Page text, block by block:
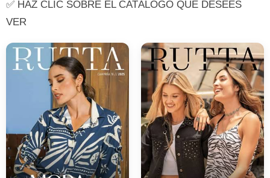
✅ HAZ CLIC SOBRE EL CATÁLOGO QUE DESEES
VER